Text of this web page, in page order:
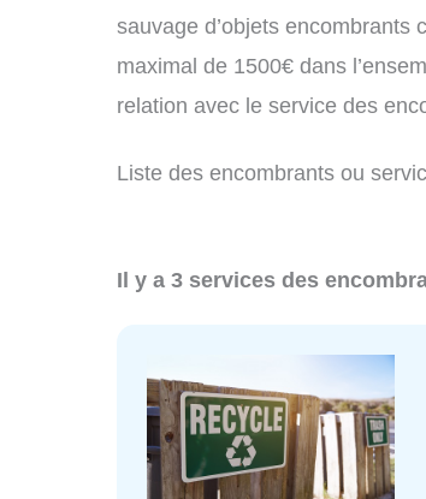
sauvage d’objets encombrants
maximal de 1500€ dans
relation avec le service des
Liste des encombrants ou
Il y a 3 services des